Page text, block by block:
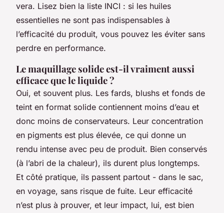
vera. Lisez bien la liste INCI : si les huiles
essentielles ne sont pas indispensables à
l’efficacité du produit, vous pouvez les éviter sans
perdre en performance.
Le maquillage solide est-il vraiment aussi
efficace que le liquide ?
Oui, et souvent plus. Les fards, blushs et fonds de
teint en format solide contiennent moins d’eau et
donc moins de conservateurs. Leur concentration
en pigments est plus élevée, ce qui donne un
rendu intense avec peu de produit. Bien conservés
(à l’abri de la chaleur), ils durent plus longtemps.
Et côté pratique, ils passent partout - dans le sac,
en voyage, sans risque de fuite. Leur efficacité
n’est plus à prouver, et leur impact, lui, est bien